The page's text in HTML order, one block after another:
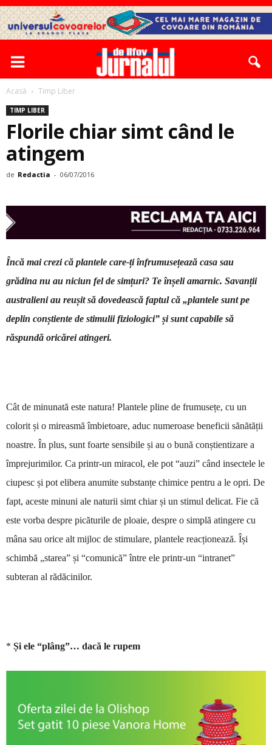
Acasă Timp Liber
TIMP LIBER
Florile chiar simt când le
atingem
de Redactia - 06/07/2016
Încă mai crezi că plantele care-ți înfrumusețează casa sau
grădina nu au niciun fel de simțuri? Te înșeli amarnic. Savanții
australieni au reușit să dovedească faptul că „plantele sunt pe
deplin conștiente de stimulii fiziologici” și sunt capabile să
răspundă oricărei atingeri.
Cât de minunată este natura! Plantele pline de frumusețe, cu un
colorit și o mireasmă îmbietoare, aduc numeroase beneficii sănătății
noastre. În plus, sunt foarte sensibile și au o bună conștientizare a
împrejurimilor. Ca printr-un miracol, ele pot “auzi” când insectele le
ciupesc și pot elibera anumite substanțe chimice pentru a le opri. De
fapt, aceste minuni ale naturii simt chiar și un stimul delicat. Fie că
este vorba despre picăturile de ploaie, despre o simplă atingere cu
mâna sau orice alt mijloc de stimulare, plantele reacționează. Își
schimbă „starea” și “comunică” între ele printr-un “intranet”
subteran al rădăcinilor.
* Și ele “plâng”… dacă le rupem